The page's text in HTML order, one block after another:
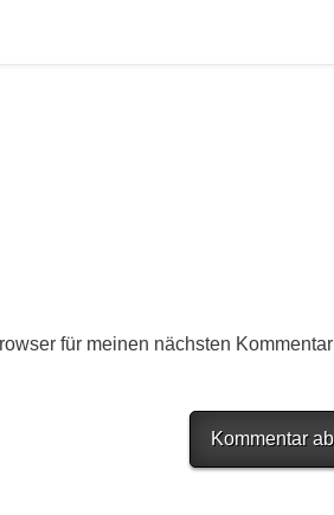
für meinen nächsten Kommentar